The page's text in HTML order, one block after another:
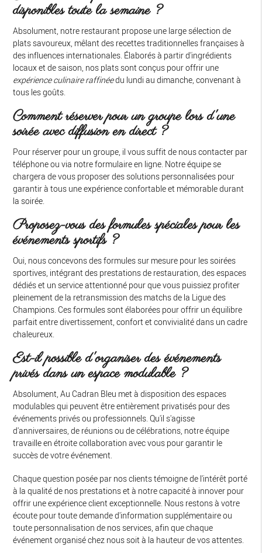
disponibles toute la semaine ?
Absolument, notre restaurant propose une large sélection de
plats savoureux, mêlant des recettes traditionnelles françaises à
des influences internationales. Élaborés à partir d'ingrédients
locaux et de saison, nos plats sont conçus pour offrir une
expérience culinaire raffinéedu lundi au dimanche, convenant à
tous les goûts.
Comment réserver pour un groupe lors d'une
soirée avec diffusion en direct ?
Pour réserver pour un groupe, il vous suffit de nous contacter par
téléphone ou via notre formulaire en ligne. Notre équipe se
chargera de vous proposer des solutions personnalisées pour
garantir à tous une expérience confortable et mémorable durant
la soirée.
Proposez-vous des formules spéciales pour les
événements sportifs ?
Oui, nous concevons des formules sur mesure pour les soirées
sportives, intégrant des prestations de restauration, des espaces
dédiés et un service attentionné pour que vous puissiez profiter
pleinement de la retransmission des matchs de la Ligue des
Champions. Ces formules sont élaborées pour offrir un équilibre
parfait entre divertissement, confort et convivialité dans un cadre
chaleureux.
Est-il possible d'organiser des événements
privés dans un espace modulable ?
Absolument, Au Cadran Bleu met à disposition des espaces
modulables qui peuvent être entièrement privatisés pour des
événements privés ou professionnels. Qu'il s'agisse
d'anniversaires, de réunions ou de célébrations, notre équipe
travaille en étroite collaboration avec vous pour garantir le
succès de votre événement.
Chaque question posée par nos clients témoigne de l'intérêt porté
à la qualité de nos prestations et à notre capacité à innover pour
offrir une expérience client exceptionnelle. Nous restons à votre
écoute pour toute demande d'information supplémentaire ou
toute personnalisation de nos services, afin que chaque
événement organisé chez nous soit à la hauteur de vos attentes.